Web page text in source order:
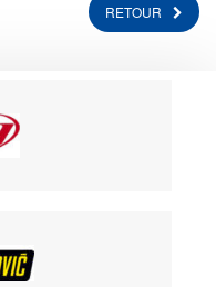
RETOUR